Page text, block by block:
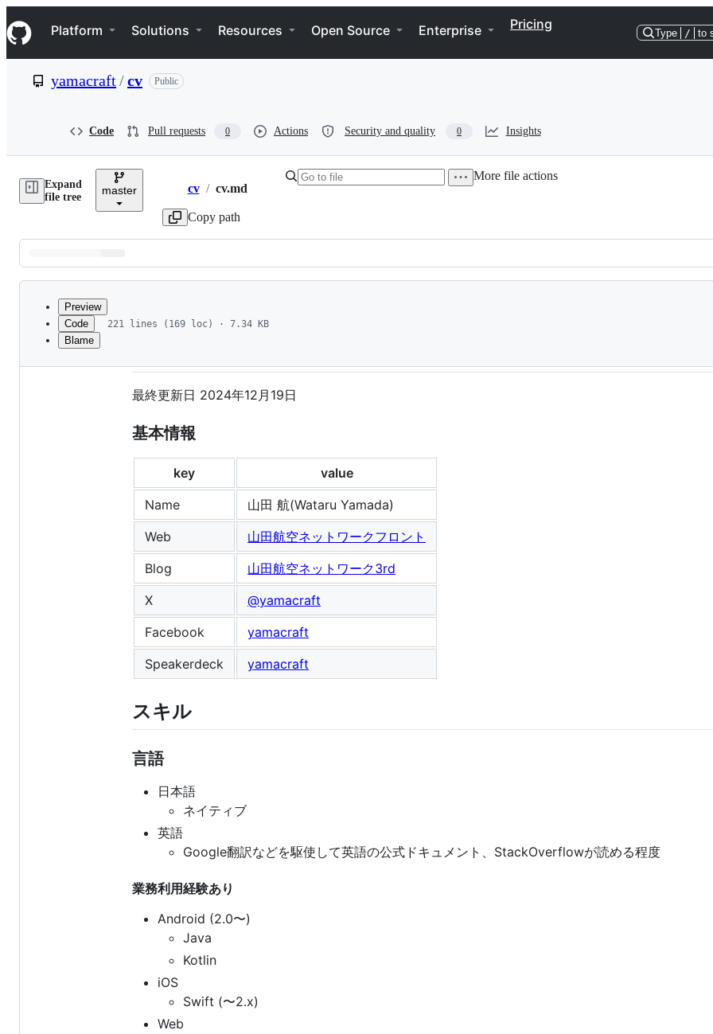
k
i
p
e
Navigation Menu
Platform Solutions Resources Open Source Enterprise Pricing
Type / to
yamacraft/cv Public
Code Pull requests 0 Actions Security and quality 0 Insights
Expand
file tree
master Breadcrumbs
cv / cv.md
Copy path
More file actions
Latest
commit
File
metadata
Preview
Code
Blame
221 lines (169 loc) · 7.34 KB
最終更新日 2024年12月19日
基本情報
key
value
Name
山田 航(Wataru Yamada)
Web
山田航空ネットワークフロント
Blog
山田航空ネットワーク3rd
X
@yamacraft
Facebook
yamacraft
Speakerdeck
yamacraft
スキル
言語
日本語
ネイティブ
英語
Google翻訳などを駆使して英語の公式ドキュメント、StackOverflowが読める程度
業務利用経験あり
Android (2.0〜)
Java
Kotlin
iOS
Swift (〜2.x)
Web